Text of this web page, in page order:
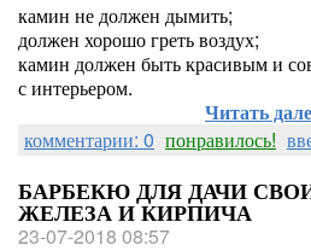
камин не должен дымить;
должен хорошо греть воздух;
камин должен быть красивым и
с интерьером.
Читать
комментарии: 0 понравилось!
БАРБЕКЮ ДЛЯ ДАЧИ
ЖЕЛЕЗА И КИРПИЧА
23-07-2018 08:57